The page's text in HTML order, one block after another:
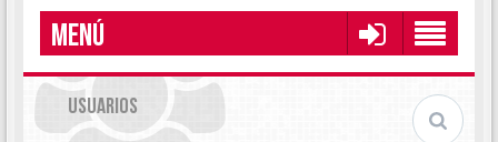
MENÚ
USUARIOS